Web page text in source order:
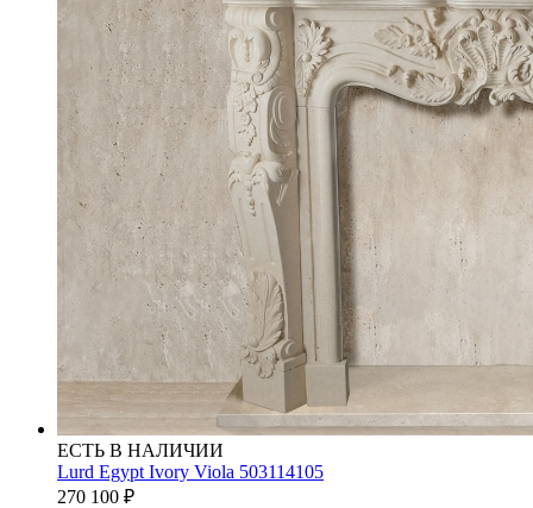
ЕСТЬ В НАЛИЧИИ
Lurd Egypt Ivory Viola 503114105
270 100 ₽